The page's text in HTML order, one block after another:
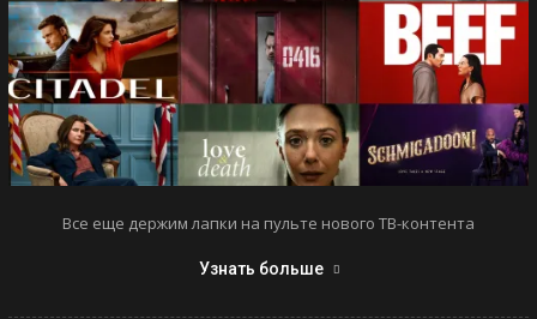
Все еще держим лапки на пульте нового ТВ-контента
Узнать больше